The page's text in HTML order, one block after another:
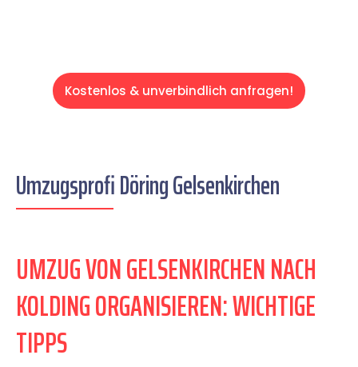
Kostenlos & unverbindlich anfragen!
Umzugsprofi Döring Gelsenkirchen
UMZUG VON GELSENKIRCHEN NACH
KOLDING ORGANISIEREN: WICHTIGE
TIPPS